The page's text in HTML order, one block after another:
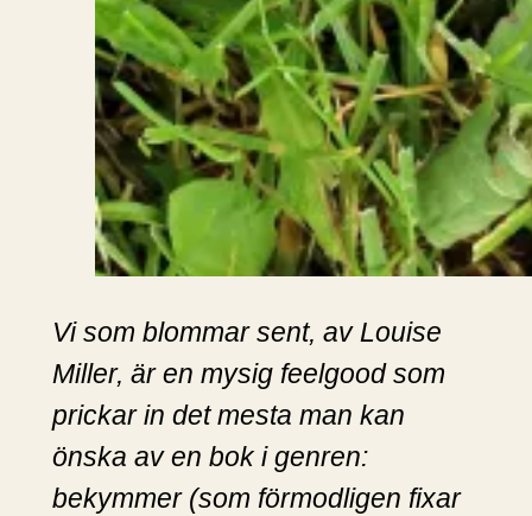
Vi som blommar sent, av Louise
Miller, är en mysig feelgood som
prickar in det mesta man kan
önska av en bok i genren:
bekymmer (som förmodligen fixar